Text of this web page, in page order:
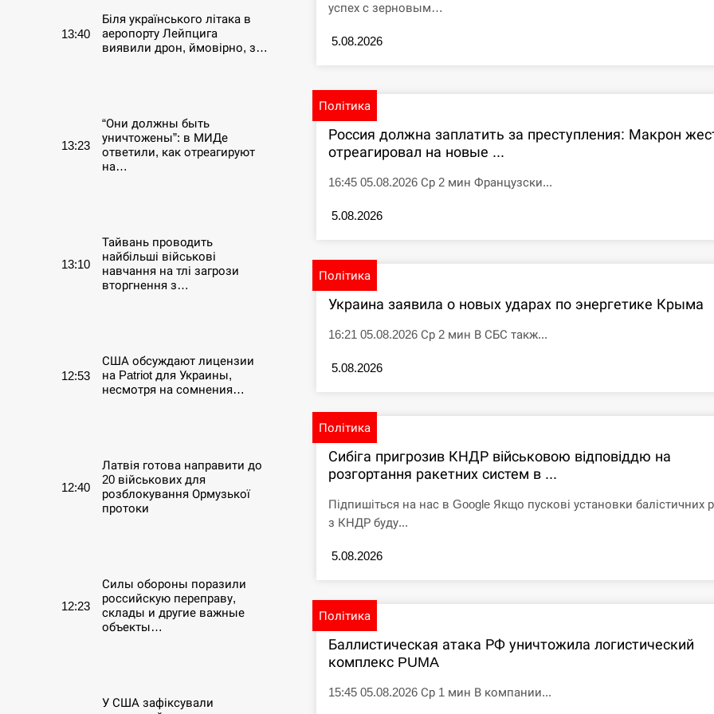
13:40
Біля українського літака в
аеропорту Лейпцига
виявили дрон, ймовірно, з…
13:23
“Они должны быть
уничтожены”: в МИДе
ответили, как отреагируют
на…
13:10
Тайвань проводить
найбільші військові
навчання на тлі загрози
вторгнення з…
12:53
США обсуждают лицензии
на Patriot для Украины,
несмотря на сомнения…
12:40
Латвія готова направити до
20 військових для
розблокування Ормузької
протоки
12:23
Силы обороны поразили
российскую переправу,
склады и другие важные
объекты…
У США зафіксували
успех с зерновым…
5.08.2026
Політика
Россия должна заплатить за преступления: Макрон
отреагировал на новые ...
16:45 05.08.2026 Ср 2 мин Французски...
5.08.2026
Політика
Украина заявила о новых ударах по энергетике Крыма
16:21 05.08.2026 Ср 2 мин В СБС такж...
5.08.2026
Політика
Сибіга пригрозив КНДР військовою відповіддю на
розгортання ракетних систем в ...
Підпишіться на нас в Google Якщо пускові установки балістичних
з КНДР буду...
5.08.2026
Політика
Баллистическая атака РФ уничтожила логистический
комплекс PUMA
15:45 05.08.2026 Ср 1 мин В компании...